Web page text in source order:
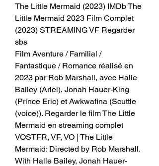
The Little Mermaid (2023) IMDb The
Little Mermaid 2023 Film Complet
(2023) STREAMING VF Regarder
sbs
Film Aventure / Familial /
Fantastique / Romance réalisé en
2023 par Rob Marshall, avec Halle
Bailey (Ariel), Jonah Hauer-King
(Prince Eric) et Awkwafina (Scuttle
(voice)). Regarder le film The Little
Mermaid en streaming complet
VOSTFR, VF, VO | The Little
Mermaid: Directed by Rob Marshall.
With Halle Bailey, Jonah Hauer-